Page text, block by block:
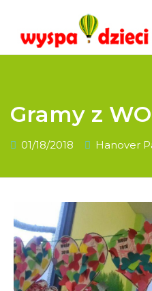
Gramy z
01/18/2018 Hanover